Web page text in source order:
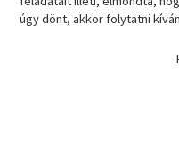
úgy dönt, akkor folytatni